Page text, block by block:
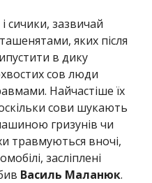
сичики, зазвичай
яких після
в дику
сов люди
Найчастіше їх
сови шукають
гризунів чи
травмуються вночі,
засліплені
Василь Маланюк.